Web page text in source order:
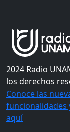
2024 Radio
los derechos
Conoce las
funcionalidades
aquí